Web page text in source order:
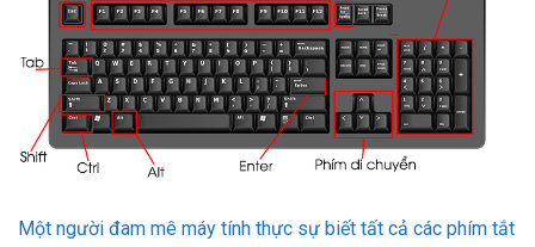
cơ bản, chẳng hạn như “Ctrl-C hoặc Ctrl-V”. Tìm hiểu các
phím tắt phổ biến nhất đối với Word, Gmail, Photoshop và
các chương trình khác mà bạn sử dụng một cách thường
xuyên. Chỉ sau một vài tháng, bạn sẽ có thể chuyển đổi giữa
các khung nhập và các menu với một tốc độ chính xác không
thể tin được.
8. Khám phá các hệ điều hành mới